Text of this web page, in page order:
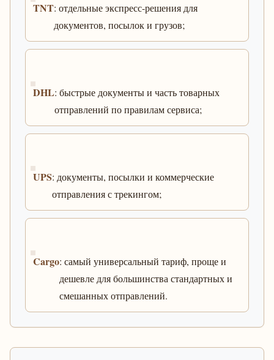
TNT: отдельные экспресс-решения для
документов, посылок и грузов;
DHL: быстрые документы и часть товарных
отправлений по правилам сервиса;
UPS: документы, посылки и коммерческие
отправления с трекингом;
Cargo: самый универсальный тариф, проще и
дешевле для большинства стандартных и
смешанных отправлений.